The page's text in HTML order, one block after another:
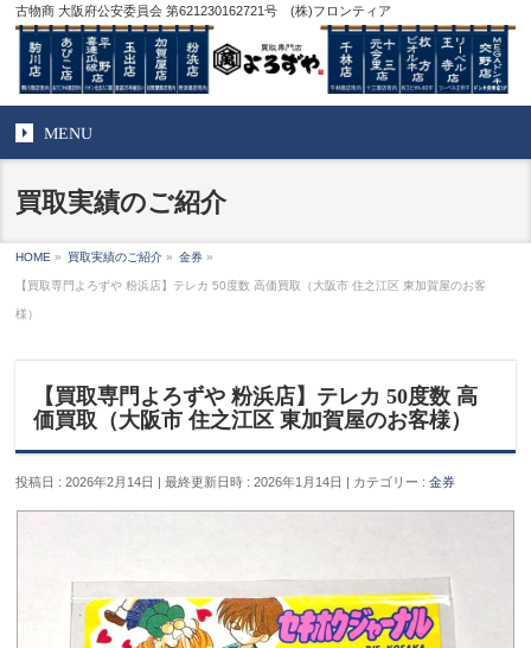
古物商 大阪府公安委員会 第621230162721号 (株)フロンティア
MENU
買取実績のご紹介
HOME » 買取実績のご紹介 » 金券 »
【買取専門よろずや 粉浜店】テレカ 50度数 高価買取（大阪市 住之江区 東加賀屋のお客
様）
【買取専門よろずや 粉浜店】テレカ 50度数 高
価買取（大阪市 住之江区 東加賀屋のお客様）
投稿日 : 2026年2月14日 最終更新日時 : 2026年1月14日 カテゴリー :金券